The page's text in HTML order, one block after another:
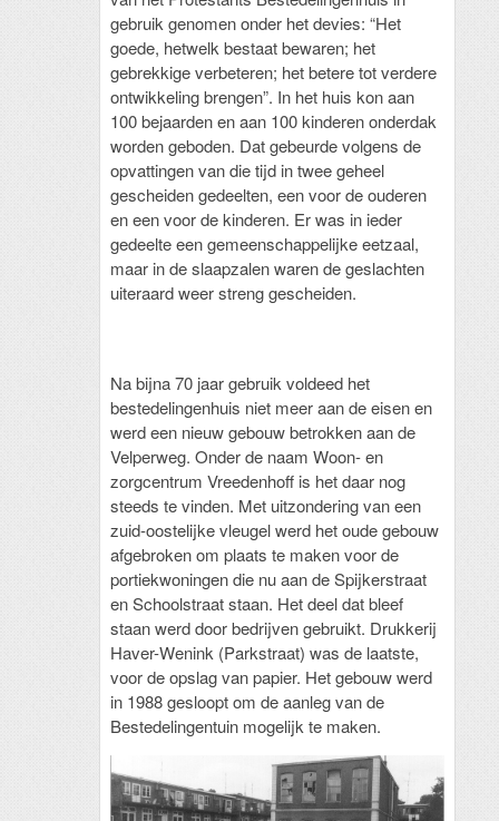
gebruik genomen onder het devies: “Het
goede, hetwelk bestaat bewaren; het
gebrekkige verbeteren; het betere tot verdere
ontwikkeling brengen”. In het huis kon aan
100 bejaarden en aan 100 kinderen onderdak
worden geboden. Dat gebeurde volgens de
opvattingen van die tijd in twee geheel
gescheiden gedeelten, een voor de ouderen
en een voor de kinderen. Er was in ieder
gedeelte een gemeenschappelijke eetzaal,
maar in de slaapzalen waren de geslachten
uiteraard weer streng gescheiden.
Na bijna 70 jaar gebruik voldeed het
bestedelingenhuis niet meer aan de eisen en
werd een nieuw gebouw betrokken aan de
Velperweg. Onder de naam Woon- en
zorgcentrum Vreedenhoff is het daar nog
steeds te vinden. Met uitzondering van een
zuid-oostelijke vleugel werd het oude gebouw
afgebroken om plaats te maken voor de
portiekwoningen die nu aan de Spijkerstraat
en Schoolstraat staan. Het deel dat bleef
staan werd door bedrijven gebruikt. Drukkerij
Haver-Wenink (Parkstraat) was de laatste,
voor de opslag van papier. Het gebouw werd
in 1988 gesloopt om de aanleg van de
Bestedelingentuin mogelijk te maken.